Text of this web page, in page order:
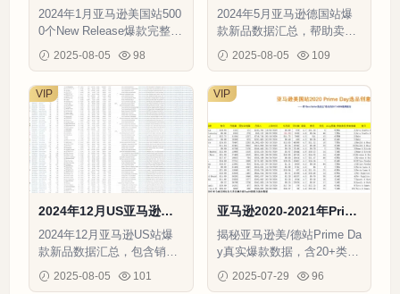
0新品数据分析报告-5894
行-1个子表
2024年1月亚马逊美国站500
0个New Release爆款完整数
据，含BSR趋势/价格带/运
营指标等58项字段
2025-08-05 98
爆款新品数据汇总-1557
行-2个子表
2024年5月亚马逊德国站爆
款新品数据汇总，帮助卖家
快速了解市场趋势和热销商
品。
2025-08-05 109
2024年12月US亚马逊爆
款新品数据汇总-9206行-2
个子表
2024年12月亚马逊US站爆
款新品数据汇总，包含销售
排名、销量、价格等关键选
品指标。
2025-08-05 101
VIP
亚马逊2020-2021年Prim
e Day及德国站选品数据
报告-46行-2个子表
揭秘亚马逊美/德站Prime Da
y真实爆款数据，含20+类目
ASIN的销量、利润及竞争分
析，助力2025年跨境选品。
2025-07-29 96
VIP